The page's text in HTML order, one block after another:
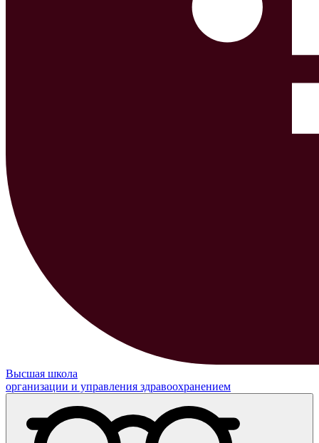
Высшая школа
организации и управления здравоохранением